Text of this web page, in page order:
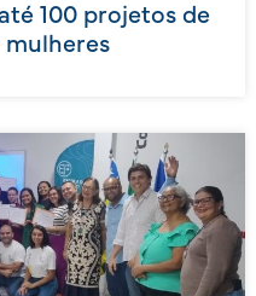
100 projetos de
mulheres